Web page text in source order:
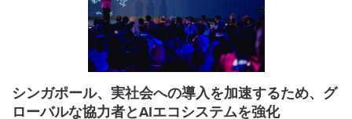
シンガポール、実社会への導入を加速するため、グ
ローバルな協力者とAIエコシステムを強化